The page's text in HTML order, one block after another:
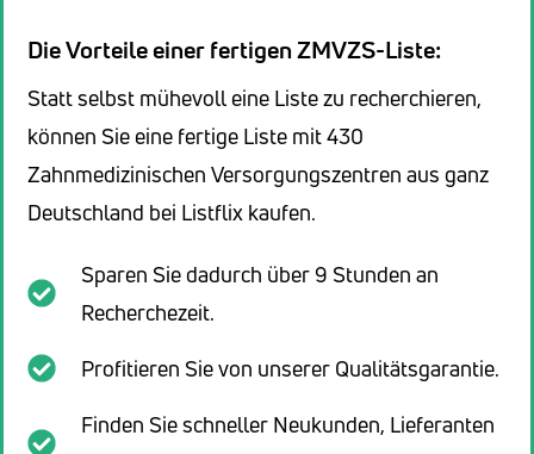
Die Vorteile einer fertigen ZMVZS-Liste:
Statt selbst mühevoll eine Liste zu recherchieren,
können Sie eine fertige Liste mit 430
Zahnmedizinischen Versorgungszentren aus ganz
Deutschland bei Listflix kaufen.
Sparen Sie dadurch über 9 Stunden an
Recherchezeit.
Profitieren Sie von unserer Qualitätsgarantie.
Finden Sie schneller Neukunden, Lieferanten